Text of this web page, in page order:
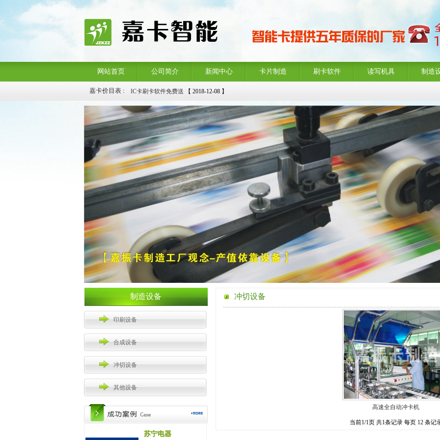
网站首页 公司简介 新闻中心 卡片制造 刷卡软件 读写机具 制造
嘉卡价目表 :
IC卡刷卡软件免费送 【 2018-12-08 】
拉丝名片三折优惠【 2018-12-08 】
制造设备
印刷设备
合成设备
冲切设备
其他设备
苏宁电器
冲切设备
高速全自动冲卡机
当前1/1页 共1条记录 每页 12 条记